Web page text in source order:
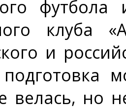
футбола
клуба
и
велась, но